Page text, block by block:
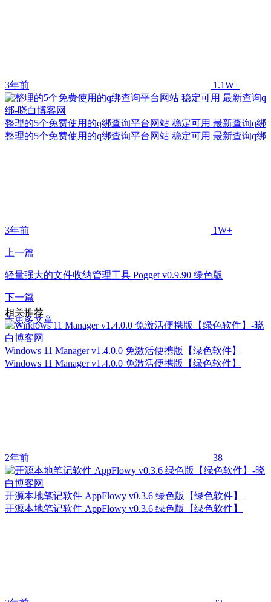
3年前 1.1W+
整理的5个免费使用的q绑查询平台网站 稳定可用 最新查询q绑
整理的5个免费使用的q绑查询平台网站 稳定可用 最新查询q绑
3年前 1W+
上一篇
轻量强大的文件收纳管理工具 Pogget v0.9.90 绿色版
下一篇
无更多文章
相关推荐
Windows 11 Manager v1.4.0.0 免激活便携版【绿色软件】
Windows 11 Manager v1.4.0.0 免激活便携版【绿色软件】
2年前 38
开源本地笔记软件 AppFlowy v0.3.6 绿色版【绿色软件】
开源本地笔记软件 AppFlowy v0.3.6 绿色版【绿色软件】